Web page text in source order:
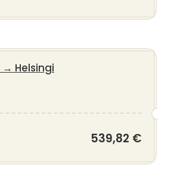
→ Helsingi
539,82 €